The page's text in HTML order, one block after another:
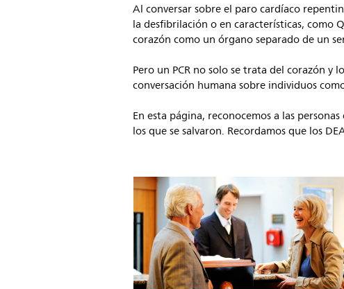
Al conversar sobre el paro cardíaco
la desfibrilación o en características, como
corazón como un órgano separado de un
Pero un PCR no solo se trata del corazón y
conversación humana sobre individuos
En esta página, reconocemos a las
los que se salvaron. Recordamos que los